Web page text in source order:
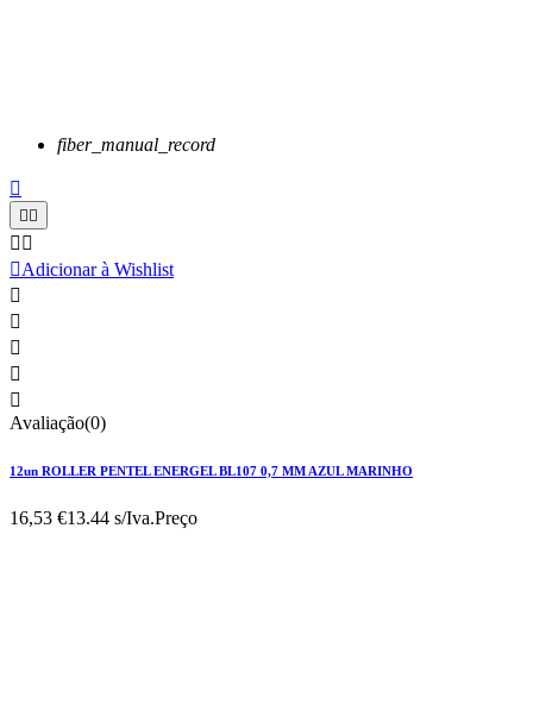
fiber_manual_record

 
 
Adicionar à Wishlist





Avaliação(0)
12un ROLLER PENTEL ENERGEL BL107 0,7 MM AZUL MARINHO
16,53 €13.44 s/Iva.Preço